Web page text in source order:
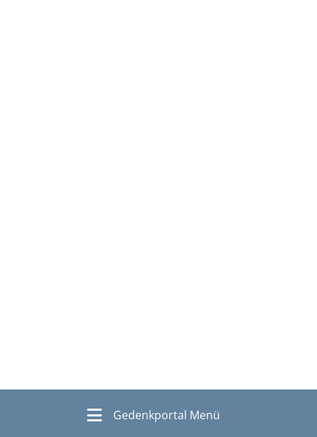
Gedenkportal Menü